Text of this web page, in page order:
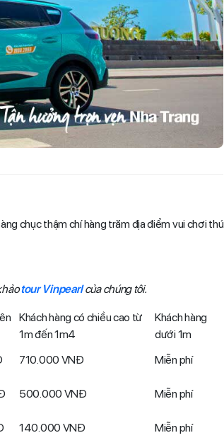
chục thậm chí hàng trăm địa điểm vui chơi thú
tour Vinpearlcủa chúng tôi.
Khách hàng có chiều cao từ
1m đến 1m4
Khách hàng
dưới 1m
710.000 VNĐ
Miễn phí
500.000 VNĐ
Miễn phí
140.000 VNĐ Miễn phí